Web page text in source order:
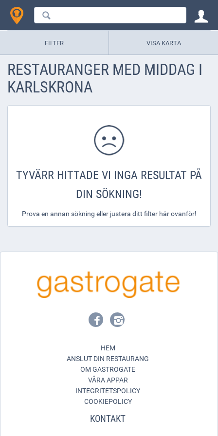
FILTER VISA KARTA
RESTAURANGER MED MIDDAG I
KARLSKRONA
TYVÄRR HITTADE VI INGA RESULTAT PÅ
DIN SÖKNING!
Prova en annan sökning eller justera ditt filter här ovanför!
HEM
ANSLUT DIN RESTAURANG
OM GASTROGATE
VÅRA APPAR
INTEGRITETSPOLICY
COOKIEPOLICY
KONTAKT